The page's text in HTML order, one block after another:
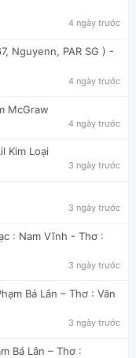
4 ngày trước
Nguyenn, PAR SG ) -
4 ngày trước
McGraw
4 ngày trước
Kim Loại
3 ngày trước
3 ngày trước
: Nam Vĩnh - Thơ :
3 ngày trước
Bá Lân – Thơ : Văn
3 ngày trước
Bá Lân – Thơ :